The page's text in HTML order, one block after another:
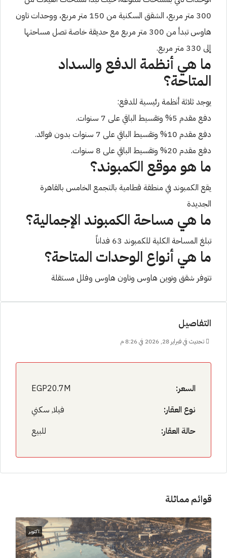
300 متر مربع، الشقق السكنية من 150 متر مربع، ووحدات تاون
هاوس تبدأ من 300 متر مربع مع حديقة خاصة تصل مساحتها
إلى 330 متر مربع.
ما هي أنظمة الدفع والسداد
المتاحة؟
يوجد ثلاثة أنظمة رئيسية للدفع:
دفع مقدم 5% وتقسيط الباقي على 7 سنوات.
دفع مقدم 10% وتقسيط الباقي على 7 سنوات بدون فوائد.
دفع مقدم 20% وتقسيط الباقي على 8 سنوات.
ما هو موقع الكمبوند؟
يقع الكمبوند في منطقة قطامية بالتجمع الخامس بالقاهرة
الجديدة
ما هي مساحة الكمبوند الإجمالية؟
تبلغ المساحة الكلية للكمبوند 63 فداناً
ما هي أنواع الوحدات المتاحة؟
تتوفر شقق وتوين هاوس وتاون هاوس وفلل مستقلة
التفاصيل
تحديث في فبراير 28, 2026 في 8:26 م
السعر:
EGP20.7M
نوع العقار:
فيلا, سكني
حالة العقار:
للبيع
قوائم مماثلة
اكتوبر